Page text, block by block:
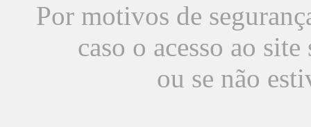
Por motivos de
caso o acesso ao
ou se não